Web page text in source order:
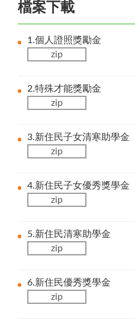
檔案下載
1.個人證照獎勵金
zip
2.特殊才能獎勵金
zip
3.新住民子女清寒助學金
zip
4.新住民子女優秀獎學金
zip
5.新住民清寒助學金
zip
6.新住民優秀獎學金
zip